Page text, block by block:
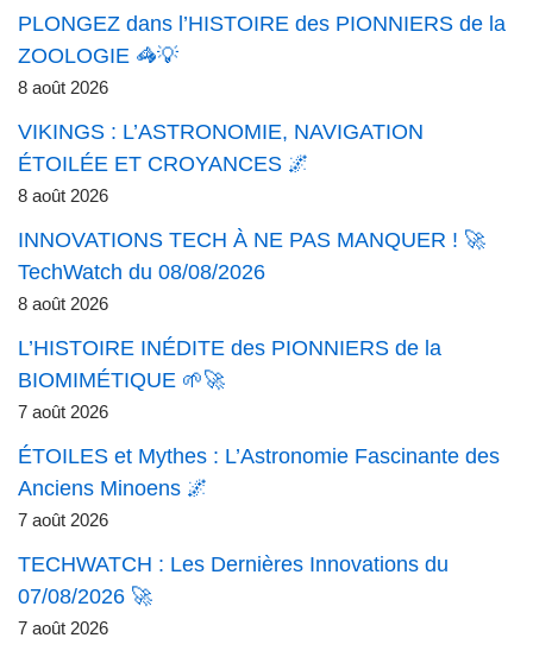
PLONGEZ dans l’HISTOIRE des PIONNIERS de la
ZOOLOGIE 🦓💡
8 août 2026
VIKINGS : L’ASTRONOMIE, NAVIGATION
ÉTOILÉE ET CROYANCES 🌌
8 août 2026
INNOVATIONS TECH À NE PAS MANQUER ! 🚀
TechWatch du 08/08/2026
8 août 2026
L’HISTOIRE INÉDITE des PIONNIERS de la
BIOMIMÉTIQUE 🌱🚀
7 août 2026
ÉTOILES et Mythes : L’Astronomie Fascinante des
Anciens Minoens 🌌
7 août 2026
TECHWATCH : Les Dernières Innovations du
07/08/2026 🚀
7 août 2026